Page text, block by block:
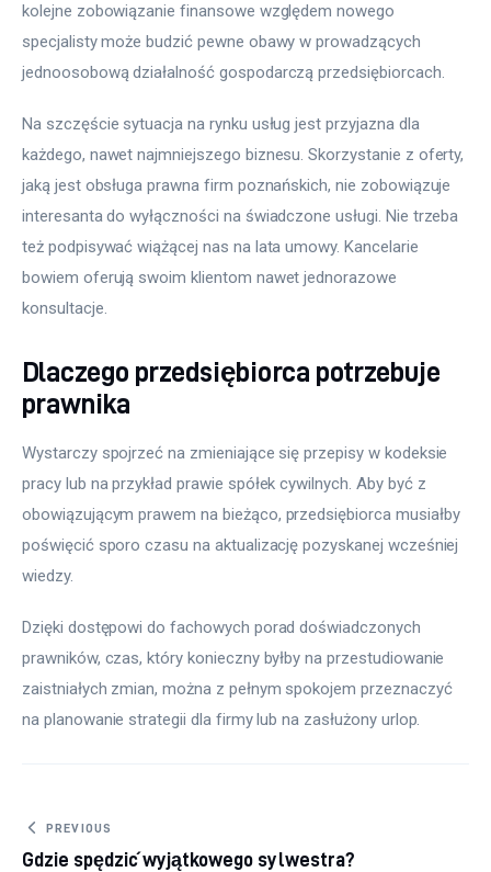
kolejne zobowiązanie finansowe względem nowego
specjalisty może budzić pewne obawy w prowadzących
jednoosobową działalność gospodarczą przedsiębiorcach.
Na szczęście sytuacja na rynku usług jest przyjazna dla
każdego, nawet najmniejszego biznesu. Skorzystanie z oferty,
jaką jest obsługa prawna firm poznańskich, nie zobowiązuje
interesanta do wyłączności na świadczone usługi. Nie trzeba
też podpisywać wiążącej nas na lata umowy. Kancelarie
bowiem oferują swoim klientom nawet jednorazowe
konsultacje.
Dlaczego przedsiębiorca potrzebuje
prawnika
Wystarczy spojrzeć na zmieniające się przepisy w kodeksie
pracy lub na przykład prawie spółek cywilnych. Aby być z
obowiązującym prawem na bieżąco, przedsiębiorca musiałby
poświęcić sporo czasu na aktualizację pozyskanej wcześniej
wiedzy.
Dzięki dostępowi do fachowych porad doświadczonych
prawników, czas, który konieczny byłby na przestudiowanie
zaistniałych zmian, można z pełnym spokojem przeznaczyć
na planowanie strategii dla firmy lub na zasłużony urlop.
Nawigacja wpisu
PREVIOUS
Gdzie spędzić wyjątkowego sylwestra?